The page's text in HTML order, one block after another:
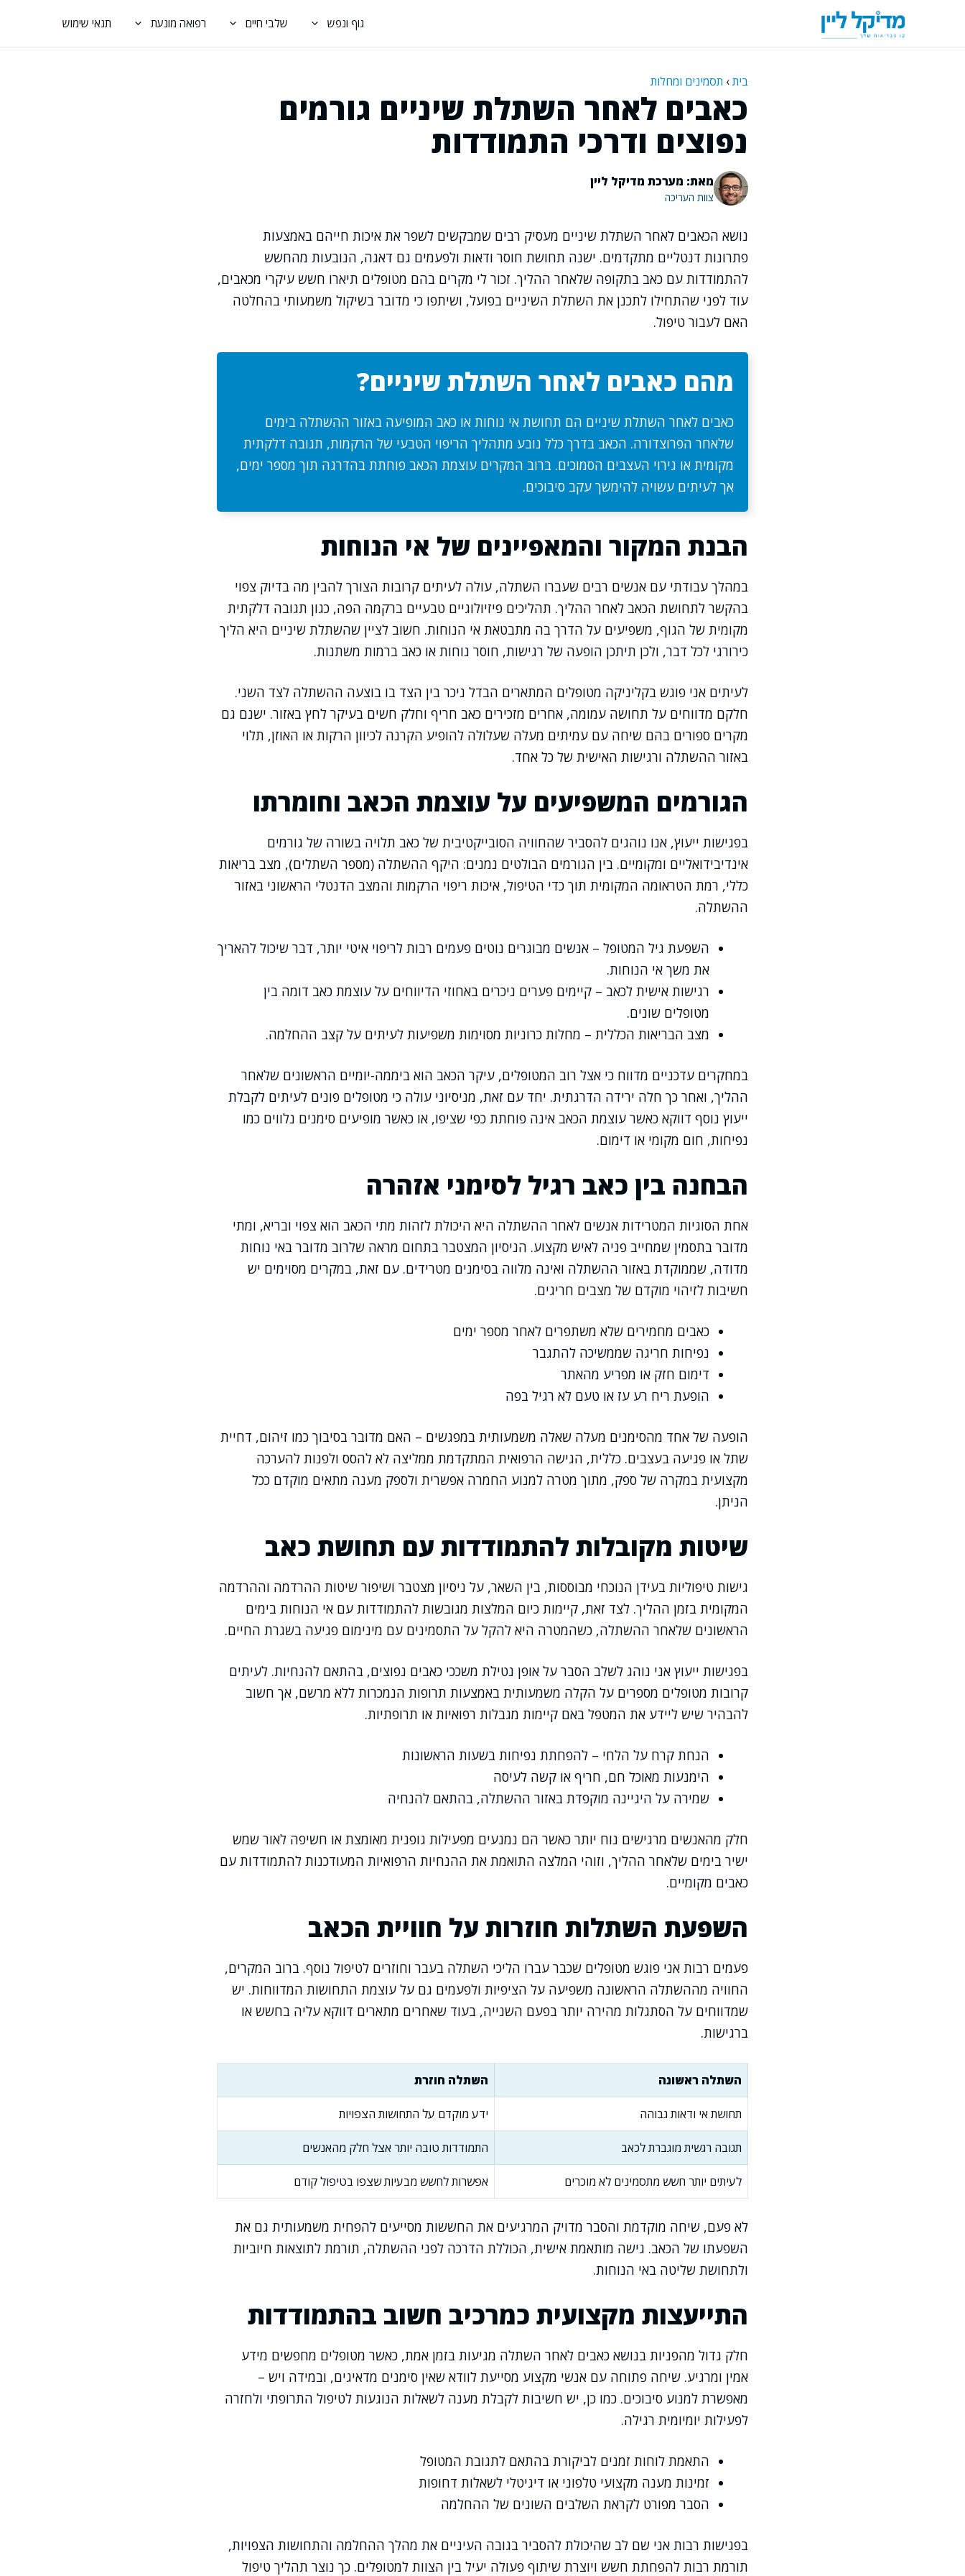
גוף ונפש שלבי חיים רפואה מונעת תנאי שימוש
בית› תסמינים ומחלות
כאבים לאחר השתלת שיניים גורמים
נפוצים ודרכי התמודדות
מאת: מערכת מדיקל ליין
צוות העריכה
נושא הכאבים לאחר השתלת שיניים מעסיק רבים שמבקשים לשפר את איכות חייהם באמצעות
פתרונות דנטליים מתקדמים. ישנה תחושת חוסר ודאות ולפעמים גם דאגה, הנובעות מהחשש
להתמודדות עם כאב בתקופה שלאחר ההליך. זכור לי מקרים בהם מטופלים תיארו חשש עיקרי מכאבים,
עוד לפני שהתחילו לתכנן את השתלת השיניים בפועל, ושיתפו כי מדובר בשיקול משמעותי בהחלטה
האם לעבור טיפול.
מהם כאבים לאחר השתלת שיניים?
כאבים לאחר השתלת שיניים הם תחושת אי נוחות או כאב המופיעה באזור ההשתלה בימים
שלאחר הפרוצדורה. הכאב בדרך כלל נובע מתהליך הריפוי הטבעי של הרקמות, תגובה דלקתית
מקומית או גירוי העצבים הסמוכים. ברוב המקרים עוצמת הכאב פוחתת בהדרגה תוך מספר ימים,
אך לעיתים עשויה להימשך עקב סיבוכים.
הבנת המקור והמאפיינים של אי הנוחות
במהלך עבודתי עם אנשים רבים שעברו השתלה, עולה לעיתים קרובות הצורך להבין מה בדיוק צפוי
בהקשר לתחושת הכאב לאחר ההליך. תהליכים פיזיולוגיים טבעיים ברקמה הפה, כגון תגובה דלקתית
מקומית של הגוף, משפיעים על הדרך בה מתבטאת אי הנוחות. חשוב לציין שהשתלת שיניים היא הליך
כירורגי לכל דבר, ולכן תיתכן הופעה של רגישות, חוסר נוחות או כאב ברמות משתנות.
לעיתים אני פוגש בקליניקה מטופלים המתארים הבדל ניכר בין הצד בו בוצעה ההשתלה לצד השני.
חלקם מדווחים על תחושה עמומה, אחרים מזכירים כאב חריף וחלק חשים בעיקר לחץ באזור. ישנם גם
מקרים ספורים בהם שיחה עם עמיתים מעלה שעלולה להופיע הקרנה לכיוון הרקות או האוזן, תלוי
באזור ההשתלה ורגישות האישית של כל אחד.
הגורמים המשפיעים על עוצמת הכאב וחומרתו
בפגישות ייעוץ, אנו נוהגים להסביר שהחוויה הסובייקטיבית של כאב תלויה בשורה של גורמים
אינדיבידואליים ומקומיים. בין הגורמים הבולטים נמנים: היקף ההשתלה (מספר השתלים), מצב בריאות
כללי, רמת הטראומה המקומית תוך כדי הטיפול, איכות ריפוי הרקמות והמצב הדנטלי הראשוני באזור
ההשתלה.
השפעת גיל המטופל – אנשים מבוגרים נוטים פעמים רבות לריפוי איטי יותר, דבר שיכול להאריך
את משך אי הנוחות.
רגישות אישית לכאב – קיימים פערים ניכרים באחוזי הדיווחים על עוצמת כאב דומה בין
מטופלים שונים.
מצב הבריאות הכללית – מחלות כרוניות מסוימות משפיעות לעיתים על קצב ההחלמה.
במחקרים עדכניים מדווח כי אצל רוב המטופלים, עיקר הכאב הוא ביממה-יומיים הראשונים שלאחר
ההליך, ואחר כך חלה ירידה הדרגתית. יחד עם זאת, מניסיוני עולה כי מטופלים פונים לעיתים לקבלת
ייעוץ נוסף דווקא כאשר עוצמת הכאב אינה פוחתת כפי שציפו, או כאשר מופיעים סימנים נלווים כמו
נפיחות, חום מקומי או דימום.
הבחנה בין כאב רגיל לסימני אזהרה
אחת הסוגיות המטרידות אנשים לאחר ההשתלה היא היכולת לזהות מתי הכאב הוא צפוי ובריא, ומתי
מדובר בתסמין שמחייב פניה לאיש מקצוע. הניסיון המצטבר בתחום מראה שלרוב מדובר באי נוחות
מדודה, שממוקדת באזור ההשתלה ואינה מלווה בסימנים מטרידים. עם זאת, במקרים מסוימים יש
חשיבות לזיהוי מוקדם של מצבים חריגים.
כאבים מחמירים שלא משתפרים לאחר מספר ימים
נפיחות חריגה שממשיכה להתגבר
דימום חזק או מפריע מהאתר
הופעת ריח רע עז או טעם לא רגיל בפה
הופעה של אחד מהסימנים מעלה שאלה משמעותית במפגשים – האם מדובר בסיבוך כמו זיהום, דחיית
שתל או פגיעה בעצבים. כללית, הגישה הרפואית המתקדמת ממליצה לא להסס ולפנות להערכה
מקצועית במקרה של ספק, מתוך מטרה למנוע החמרה אפשרית ולספק מענה מתאים מוקדם ככל
הניתן.
שיטות מקובלות להתמודדות עם תחושת כאב
גישות טיפוליות בעידן הנוכחי מבוססות, בין השאר, על ניסיון מצטבר ושיפור שיטות ההרדמה וההרדמה
המקומית בזמן ההליך. לצד זאת, קיימות כיום המלצות מגובשות להתמודדות עם אי הנוחות בימים
הראשונים שלאחר ההשתלה, כשהמטרה היא להקל על התסמינים עם מינימום פגיעה בשגרת החיים.
בפגישות ייעוץ אני נוהג לשלב הסבר על אופן נטילת משככי כאבים נפוצים, בהתאם להנחיות. לעיתים
קרובות מטופלים מספרים על הקלה משמעותית באמצעות תרופות הנמכרות ללא מרשם, אך חשוב
להבהיר שיש ליידע את המטפל באם קיימות מגבלות רפואיות או תרופתיות.
הנחת קרח על הלחי – להפחתת נפיחות בשעות הראשונות
הימנעות מאוכל חם, חריף או קשה לעיסה
שמירה על היגיינה מוקפדת באזור ההשתלה, בהתאם להנחיה
חלק מהאנשים מרגישים נוח יותר כאשר הם נמנעים מפעילות גופנית מאומצת או חשיפה לאור שמש
ישיר בימים שלאחר ההליך, וזוהי המלצה התואמת את ההנחיות הרפואיות המעודכנות להתמודדות עם
כאבים מקומיים.
השפעת השתלות חוזרות על חוויית הכאב
פעמים רבות אני פוגש מטופלים שכבר עברו הליכי השתלה בעבר וחוזרים לטיפול נוסף. ברוב המקרים,
החוויה מההשתלה הראשונה משפיעה על הציפיות ולפעמים גם על עוצמת התחושות המדווחות. יש
שמדווחים על הסתגלות מהירה יותר בפעם השנייה, בעוד שאחרים מתארים דווקא עליה בחשש או
ברגישות.
השתלה ראשונה השתלה חוזרת
תחושת אי ודאות גבוהה ידע מוקדם על התחושות הצפויות
תגובה רגשית מוגברת לכאב התמודדות טובה יותר אצל חלק מהאנשים
לעיתים יותר חשש מתסמינים לא מוכרים אפשרות לחשש מבעיות שצפו בטיפול קודם
לא פעם, שיחה מוקדמת והסבר מדויק המרגיעים את החששות מסייעים להפחית משמעותית גם את
השפעתו של הכאב. גישה מותאמת אישית, הכוללת הדרכה לפני ההשתלה, תורמת לתוצאות חיוביות
ולתחושת שליטה באי הנוחות.
התייעצות מקצועית כמרכיב חשוב בהתמודדות
חלק גדול מהפניות בנושא כאבים לאחר השתלה מגיעות בזמן אמת, כאשר מטופלים מחפשים מידע
אמין ומרגיע. שיחה פתוחה עם אנשי מקצוע מסייעת לוודא שאין סימנים מדאיגים, ובמידה ויש –
מאפשרת למנוע סיבוכים. כמו כן, יש חשיבות לקבלת מענה לשאלות הנוגעות לטיפול התרופתי ולחזרה
לפעילות יומיומית רגילה.
התאמת לוחות זמנים לביקורת בהתאם לתגובת המטופל
זמינות מענה מקצועי טלפוני או דיגיטלי לשאלות דחופות
הסבר מפורט לקראת השלבים השונים של ההחלמה
בפגישות רבות אני שם לב שהיכולת להסביר בגובה העיניים את מהלך ההחלמה והתחושות הצפויות,
תורמת רבות להפחתת חשש ויוצרת שיתוף פעולה יעיל בין הצוות למטופלים. כך נוצר תהליך טיפול